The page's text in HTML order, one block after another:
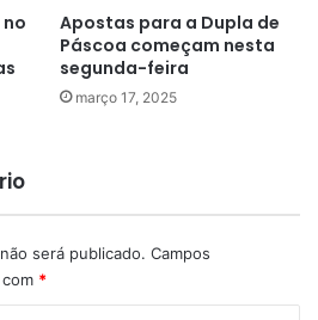
no
Apostas para a Dupla de
Páscoa começam nesta
segunda-feira
março 17, 2025
será publicado. Campos
*